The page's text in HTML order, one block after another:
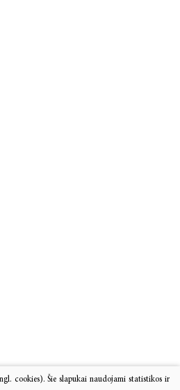
cookies). Šie slapukai naudojami statistikos ir